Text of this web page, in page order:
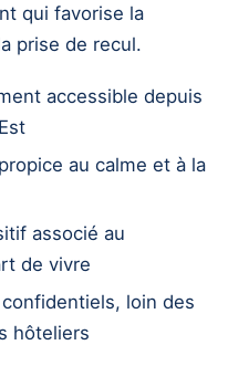
qui favorise la
prise de recul.
accessible depuis
au calme et à la
associé au
de vivre
loin des
hôteliers